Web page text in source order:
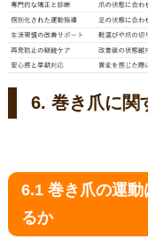
6. 巻き爪に関
6.1 巻き爪の運
るか